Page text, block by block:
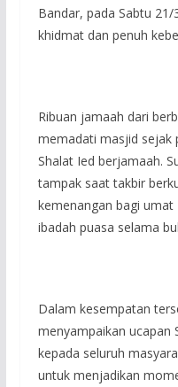
Bandar, pada Sabtu
khidmat dan penuh
Ribuan jamaah dari
memadati masjid sejak
Shalat Ied berjamaah.
tampak saat takbir
kemenangan bagi
ibadah puasa selama
Dalam kesempatan
menyampaikan ucapan
kepada seluruh
untuk menjadikan